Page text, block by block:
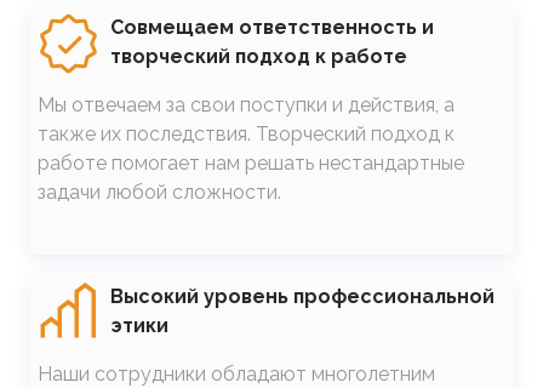
SVG
Совмещаем ответственность и
творческий подход к работе
Мы отвечаем за свои поступки и действия, а
также их последствия. Творческий подход к
работе помогает нам решать нестандартные
задачи любой сложности.
SVG
Высокий уровень профессиональной
этики
Наши сотрудники обладают многолетним